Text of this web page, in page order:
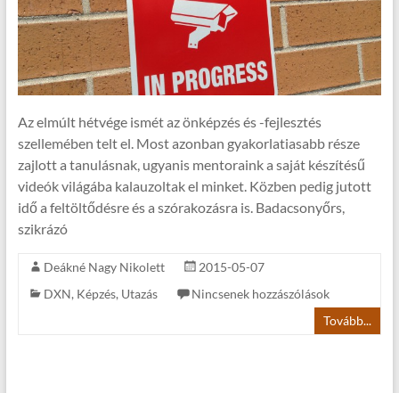
Az elmúlt hétvége ismét az önképzés és -fejlesztés
szellemében telt el. Most azonban gyakorlatiasabb része
zajlott a tanulásnak, ugyanis mentoraink a saját készítésű
videók világába kalauzoltak el minket. Közben pedig jutott
idő a feltöltődésre és a szórakozásra is. Badacsonyőrs,
szikrázó
Deákné Nagy Nikolett
2015-05-07
DXN, Képzés, Utazás
Nincsenek hozzászólások
Tovább...